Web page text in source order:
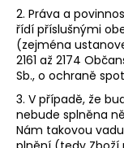
2. Práva a
řídí příslušnými
(zejména
2161 až 2174
Sb., o ochraně
3. V případě, že
nebude splněna
Nám takovou